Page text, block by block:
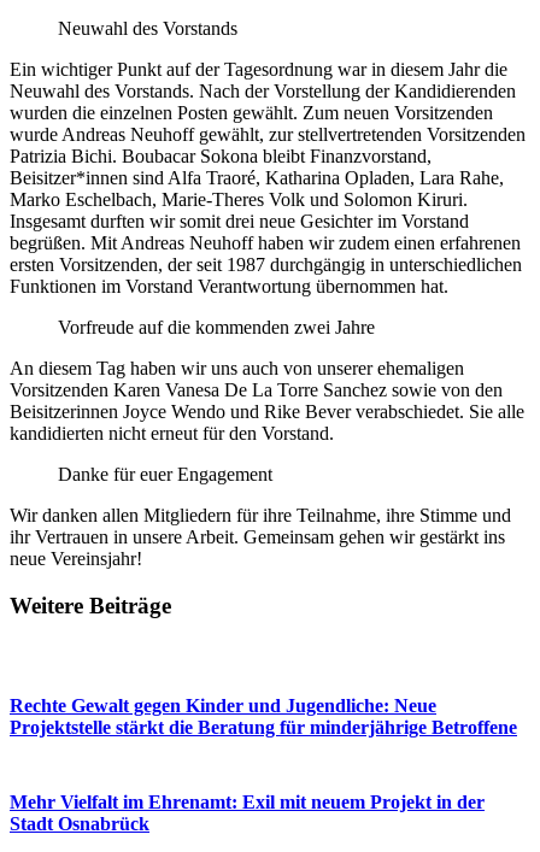
Neuwahl des Vorstands
Ein wichtiger Punkt auf der Tagesordnung war in diesem Jahr die
Neuwahl des Vorstands. Nach der Vorstellung der Kandidierenden
wurden die einzelnen Posten gewählt. Zum neuen Vorsitzenden
wurde Andreas Neuhoff gewählt, zur stellvertretenden Vorsitzenden
Patrizia Bichi. Boubacar Sokona bleibt Finanzvorstand,
Beisitzer*innen sind Alfa Traoré, Katharina Opladen, Lara Rahe,
Marko Eschelbach, Marie-Theres Volk und Solomon Kiruri.
Insgesamt durften wir somit drei neue Gesichter im Vorstand
begrüßen. Mit Andreas Neuhoff haben wir zudem einen erfahrenen
ersten Vorsitzenden, der seit 1987 durchgängig in unterschiedlichen
Funktionen im Vorstand Verantwortung übernommen hat.
Vorfreude auf die kommenden zwei Jahre
An diesem Tag haben wir uns auch von unserer ehemaligen
Vorsitzenden Karen Vanesa De La Torre Sanchez sowie von den
Beisitzerinnen Joyce Wendo und Rike Bever verabschiedet. Sie alle
kandidierten nicht erneut für den Vorstand.
Danke für euer Engagement
Wir danken allen Mitgliedern für ihre Teilnahme, ihre Stimme und
ihr Vertrauen in unsere Arbeit. Gemeinsam gehen wir gestärkt ins
neue Vereinsjahr!
Weitere Beiträge
Rechte Gewalt gegen Kinder und Jugendliche: Neue
Projektstelle stärkt die Beratung für minderjährige Betroffene
Mehr Vielfalt im Ehrenamt: Exil mit neuem Projekt in der
Stadt Osnabrück